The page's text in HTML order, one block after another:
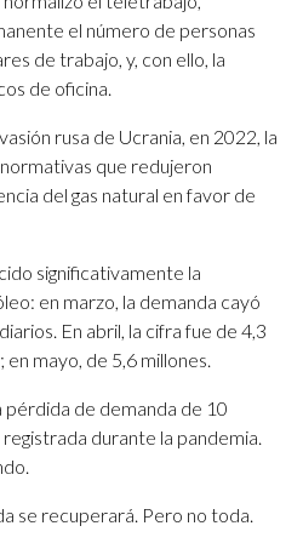
el número de personas
de trabajo, y, con ello, la
de oficina.
rusa de Ucrania, en 2022, la
que redujeron
del gas natural en favor de
significativamente la
en marzo, la demanda cayó
En abril, la cifra fue de 4,3
mayo, de 5,6 millones.
pérdida de demanda de 10
durante la pandemia.
se recuperará. Pero no toda.